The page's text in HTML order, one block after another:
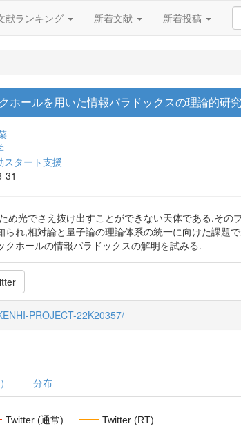
献ランキング 新着文献 新着投稿
ホールを用いた情報パラドックスの理論的研究
スタート支援
31
め光でさえ抜け出すことができない天体である.そ
れ,相対論と量子論の理論体系の統一に向けた課
ホールの情報パラドックスの解明を試みる.
PROJECT-22K20357/
分布
Twitter (通常) Twitter (RT)